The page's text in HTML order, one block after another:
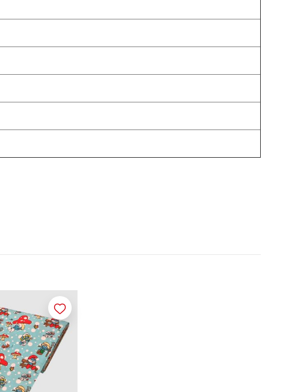
Merken